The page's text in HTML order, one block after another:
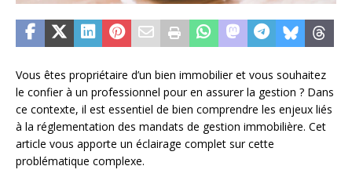
Vous êtes propriétaire d’un bien immobilier et vous souhaitez
le confier à un professionnel pour en assurer la gestion ? Dans
ce contexte, il est essentiel de bien comprendre les enjeux liés
à la réglementation des mandats de gestion immobilière. Cet
article vous apporte un éclairage complet sur cette
problématique complexe.